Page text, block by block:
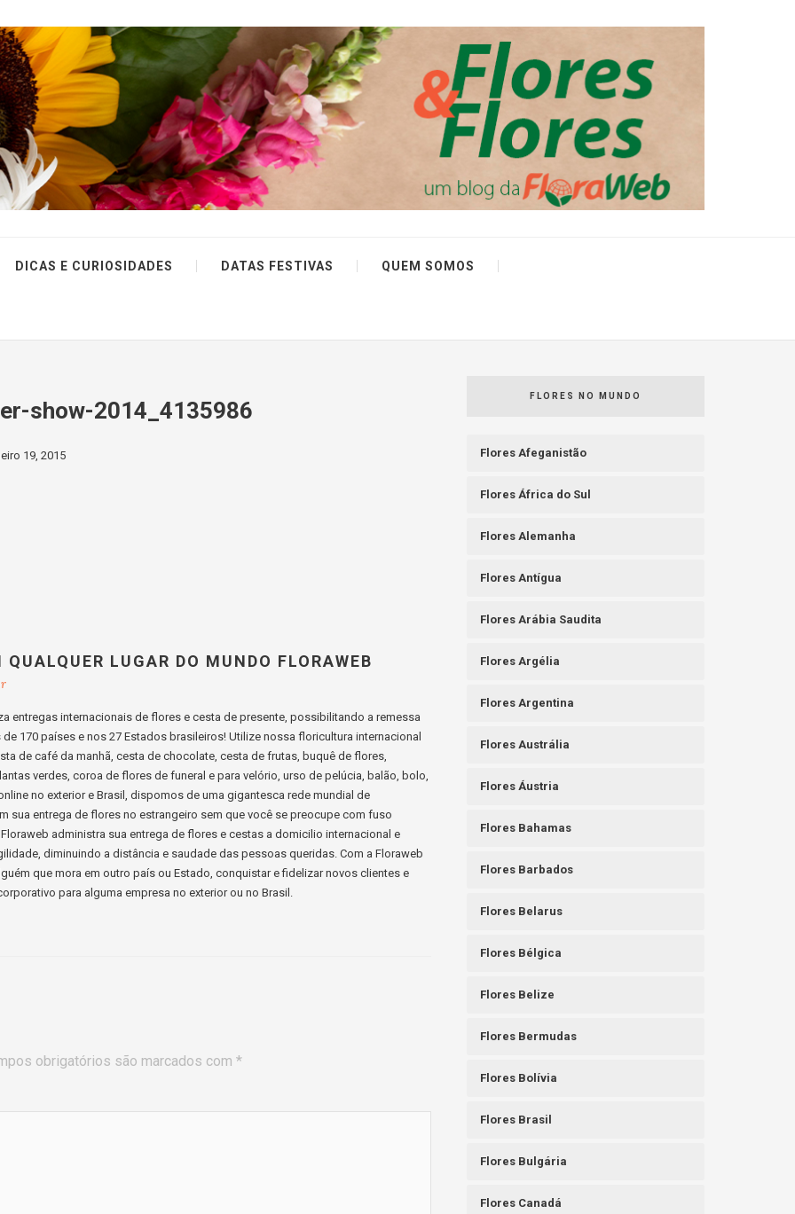
DICAS E CURIOSIDADES DATAS FESTIVAS QUEM SOMOS
show-2014_4135986
19, 2015
LUGAR DO MUNDO FLORAWEB
entregas internacionais de flores e cesta de presente, possibilitando a remessa
170 países e nos 27 Estados brasileiros! Utilize nossa floricultura internacional
de café da manhã, cesta de chocolate, cesta de frutas, buquê de flores,
verdes, coroa de flores de funeral e para velório, urso de pelúcia, balão, bolo,
no exterior e Brasil, dispomos de uma gigantesca rede mundial de
sua entrega de flores no estrangeiro sem que você se preocupe com fuso
administra sua entrega de flores e cestas a domicilio internacional e
diminuindo a distância e saudade das pessoas queridas. Com a Floraweb
que mora em outro país ou Estado, conquistar e fidelizar novos clientes e
para alguma empresa no exterior ou no Brasil.
obrigatórios são marcados com *
FLORES NO MUNDO
Flores Afeganistão
Flores África do Sul
Flores Alemanha
Flores Antígua
Flores Arábia Saudita
Flores Argélia
Flores Argentina
Flores Austrália
Flores Áustria
Flores Bahamas
Flores Barbados
Flores Belarus
Flores Bélgica
Flores Belize
Flores Bermudas
Flores Bolívia
Flores Brasil
Flores Bulgária
Flores Canadá